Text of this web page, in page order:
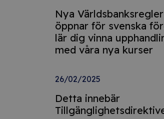
Nya Världsbanksregler
öppnar för svenska
lär dig vinna
med våra nya kurser
26/02/2025
Detta innebär